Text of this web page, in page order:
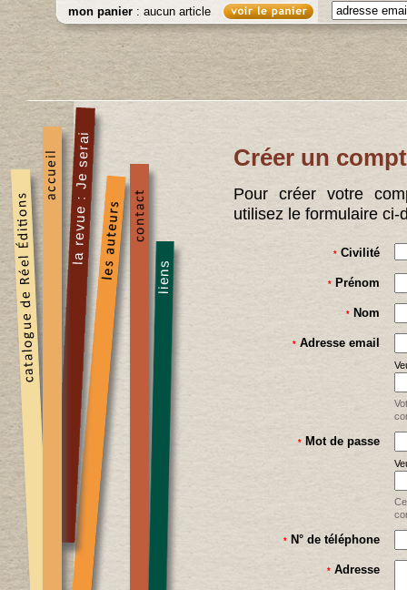
mon panier : aucun article
Créer un
Pour créer votre
utilisez le formulaire ci-
* Civilité
* Prénom
* Nom
* Adresse email
* Mot de passe
* N° de téléphone
* Adresse